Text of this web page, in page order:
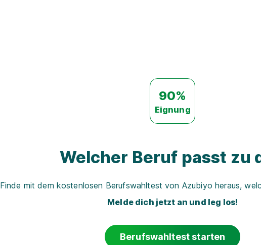
90%
Eignung
Welcher Beruf passt zu
Finde mit dem kostenlosen Berufswahltest von Azubiyo heraus,
Melde dich jetzt an und leg los!
Berufswahltest starten